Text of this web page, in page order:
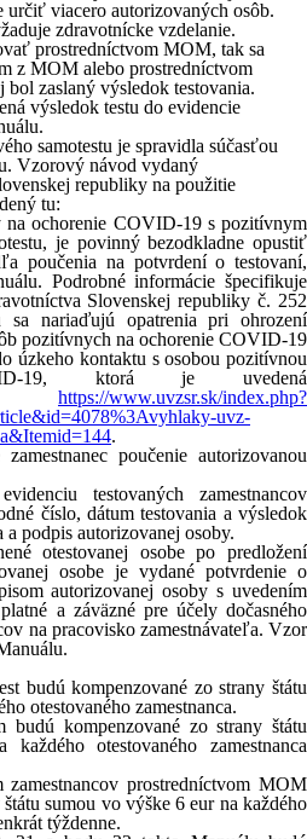
určiť viacero autorizovaných osôb.
zdravotnícke vzdelanie.
prostredníctvom MOM, tak sa
z MOM alebo prostredníctvom
zaslaný výsledok testovania.
výsledok testu do evidencie
samotestu je spravidla súčasťou
Vzorový návod vydaný
republiky na použitie
tu:
na ochorenie COVID-19 s pozitívnym
je povinný bezodkladne opustiť
poučenia na potvrdení o testovaní,
Podrobné informácie špecifikuje
Slovenskej republiky č. 252
nariaďujú opatrenia pri ohrození
pozitívnych na ochorenie COVID-19
úzkeho kontaktu s osobou pozitívnou
19, ktorá je uvedená
https://www.uvzsr.sk/index.php?
uvz-
.
poučenie autorizovanou
testovaných zamestnancov
číslo, dátum testovania a výsledok
a podpis autorizovanej osoby.
otestovanej osobe po predložení
osobe je vydané potvrdenie o
autorizovanej osoby s uvedením
a záväzné pre účely dočasného
na pracovisko zamestnávateľa. Vzor
budú kompenzované zo strany štátu
otestovaného zamestnanca.
budú kompenzované zo strany štátu
otestovaného zamestnanca
zamestnancov prostredníctvom MOM
sumou vo výške 6 eur na každého
týždenne.